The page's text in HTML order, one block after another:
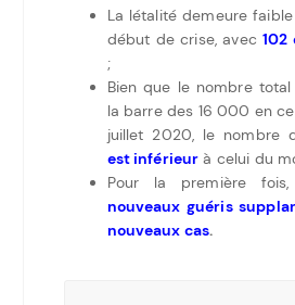
La létalité demeure faible
début de crise, avec102
;
Bien que le nombre
la barre des 16 000 en
juillet 2020, le nombre
est inférieur à celui du
Pour la première
nouveaux guéris
nouveaux cas.